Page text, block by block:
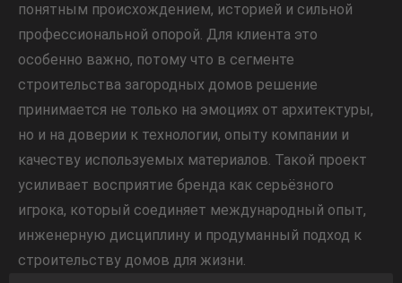
понятным происхождением, историей и сильной
профессиональной опорой. Для клиента это
особенно важно, потому что в сегменте
строительства загородных домов решение
принимается не только на эмоциях от архитектуры,
но и на доверии к технологии, опыту компании и
качеству используемых материалов. Такой проект
усиливает восприятие бренда как серьёзного
игрока, который соединяет международный опыт,
инженерную дисциплину и продуманный подход к
строительству домов для жизни.